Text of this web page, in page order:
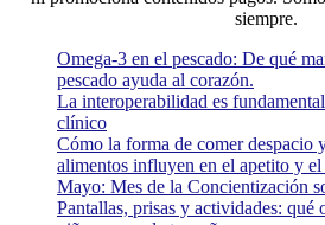
siempre.
Omega-3 en el pescado: De qué
pescado ayuda al corazón.
La interoperabilidad es
clínico
Cómo la forma de comer despacio
alimentos influyen en el apetito y el
Mayo: Mes de la Concientización
Pantallas, prisas y actividades: qué